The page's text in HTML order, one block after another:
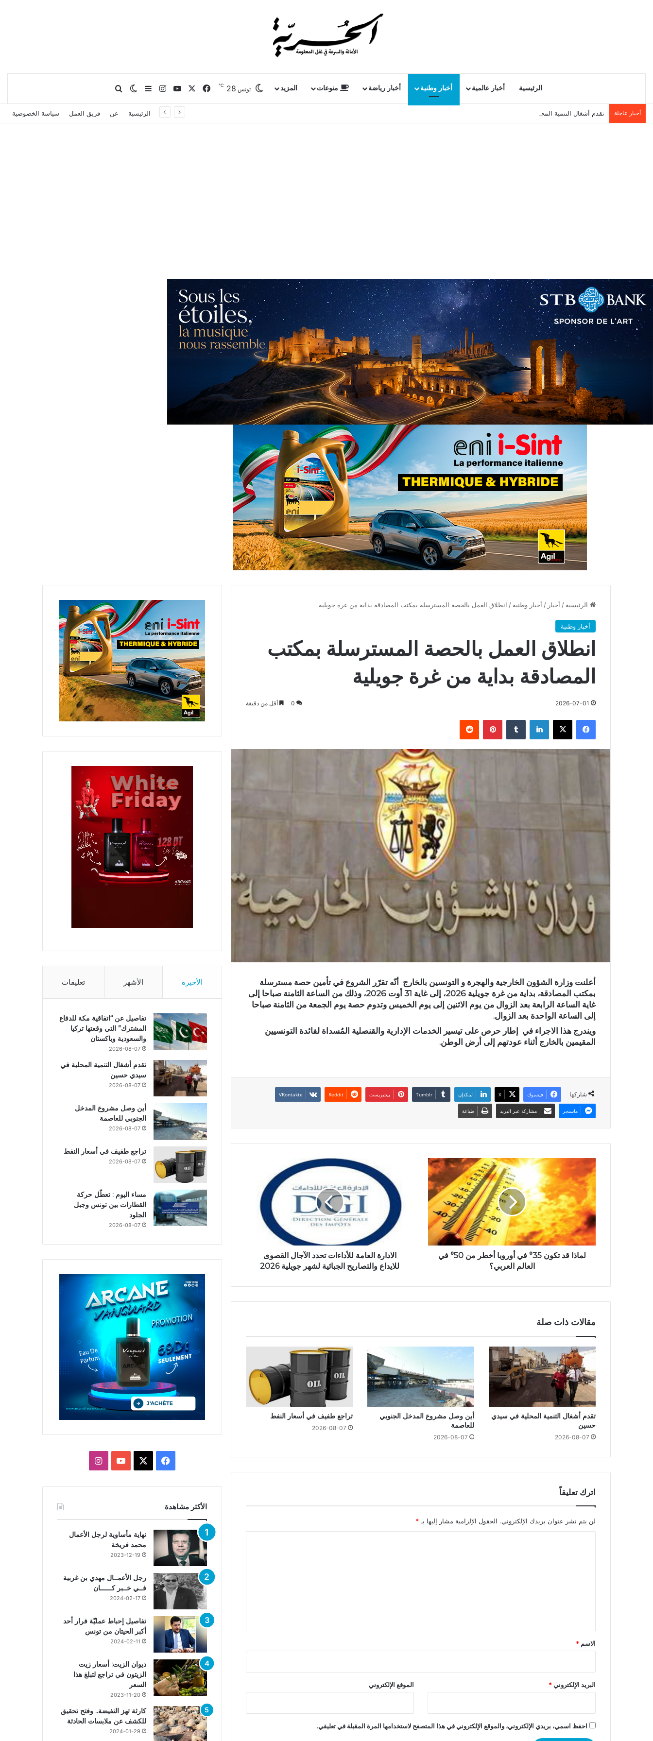
الرئيسية أخبار عالمية أخبار وطنية أخبار رياضة منوعات المزيد تونس 28
℃ فيسبوك يوتيوبانستقرامإضافة عمود جانبي
الوضع المظلم
بحث عن
أخبار عاجلة تقدم أشغال التنمية المحلية في سيدي حسين الرئيسية عن فريق العمل سياسة الخصوصية
الرئيسية / أخبار / أخبار وطنية / انطلاق العمل بالحصة المسترسلة بمكتب المصادقة بداية من غرة جويلية
أخبار وطنية
انطلاق العمل بالحصة المسترسلة بمكتب
المصادقة بداية من غرة جويلية
2026-07-01
0 أقل من دقيقة
فيسبوك X لينكدإن بينتيريست
أعلنت وزارة الشؤون الخارجية والهجرة و التونسين بالخارج أنّه تقرّر الشروع في تأمين حصة مسترسلة
بمكتب المصادقة، بداية من غرة جويلية 2026، إلى غاية 31 أوت 2026، وذلك ​من الساعة الثامنة صباحا إلى
غاية الساعة الرابعة بعد الزوال من يوم الاثنين إلى يوم الخميس وتدوم حصة يوم الجمعة من الثامنة صباحا
إلى الساعة الواحدة بعد الزوال.
ويندرج هذا الاجراء في إطار حرص على تيسير الخدمات الإدارية والقنصلية المُسداة لفائدة التونسيين
المقيمين بالخارج أثناء عودتهم إلى أرض الوطن.
شاركها فيسبوك X لينكدإن بينتيريست
ماسنجر مشاركة عبر البريد طباعة
لماذا قد تكون 35° في أوروبا أخطر من 50° في
العالم العربي؟
الادارة العامة للأداءات تحدد الآجال القصوى
للايداع والتصاريح الجبائية لشهر جويلية 2026
مقالات ذات صلة
تقدم أشغال التنمية المحلية في سيدي
حسين
2026-08-07
أين وصل مشروع المدخل الجنوبي
للعاصمة
2026-08-07
تراجع طفيف في أسعار النفط
2026-08-07
اترك تعليقاً
لن يتم نشر عنوان بريدك الإلكتروني. الحقول الإلزامية مشار إليها بـ*
*
الاسم *
البريد الإلكتروني* الموقع الإلكتروني
احفظ اسمي، بريدي الإلكتروني، والموقع الإلكتروني في هذا المتصفح لاستخدامها المرة المقبلة في تعليقي.
الأخيرة الأشهر تعليقات
تفاصيل عن “اتفاقية مكة للدفاع
المشترك” التي وقعتها تركيا
والسعودية وباكستان
2026-08-07
تقدم أشغال التنمية المحلية في
سيدي حسين
2026-08-07
أين وصل مشروع المدخل
الجنوبي للعاصمة
2026-08-07
تراجع طفيف في أسعار النفط
2026-08-07
مساء اليوم : تعطّل حركة
القطارات بين تونس وجبل
الجلود
2026-08-07
فيسبوك يوتيوبانستقرام
الأكثر مشاهدة
نهاية مأساوية لرجل الأعمال
محمد فريخة
2023-12-19
رجل الأعمــال مهدي بن غربية
فــي خــبر كــــــان
2024-02-17
تفاصيل إحباط عمليّة فرار أحد
أكبر الحيتان من تونس
2024-02-11
ديوان الزيت: أسعار زيت
الزيتون في تراجع لتبلغ هذا
السعر
2023-11-20
كارثة تهز النفيضة.. وفتح تحقيق
للكشف عن ملابسات الحادثة
2024-01-29